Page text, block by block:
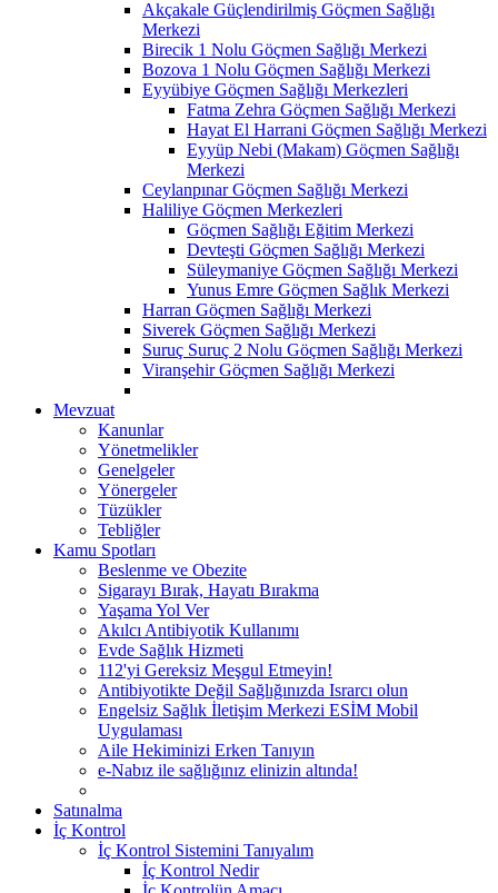
Akçakale Güçlendirilmiş Göçmen Sağlığı
Merkezi
Birecik 1 Nolu Göçmen Sağlığı Merkezi
Bozova 1 Nolu Göçmen Sağlığı Merkezi
Eyyübiye Göçmen Sağlığı Merkezleri
Fatma Zehra Göçmen Sağlığı Merkezi
Hayat El Harrani Göçmen Sağlığı Merkezi
Eyyüp Nebi (Makam) Göçmen Sağlığı
Merkezi
Ceylanpınar Göçmen Sağlığı Merkezi
Haliliye Göçmen Merkezleri
Göçmen Sağlığı Eğitim Merkezi
Devteşti Göçmen Sağlığı Merkezi
Süleymaniye Göçmen Sağlığı Merkezi
Yunus Emre Göçmen Sağlık Merkezi
Harran Göçmen Sağlığı Merkezi
Siverek Göçmen Sağlığı Merkezi
Suruç Suruç 2 Nolu Göçmen Sağlığı Merkezi
Viranşehir Göçmen Sağlığı Merkezi
Mevzuat
Kanunlar
Yönetmelikler
Genelgeler
Yönergeler
Tüzükler
Tebliğler
Kamu Spotları
Beslenme ve Obezite
Sigarayı Bırak, Hayatı Bırakma
Yaşama Yol Ver
Akılcı Antibiyotik Kullanımı
Evde Sağlık Hizmeti
112'yi Gereksiz Meşgul Etmeyin!
Antibiyotikte Değil Sağlığınızda Israrcı olun
Engelsiz Sağlık İletişim Merkezi ESİM Mobil
Uygulaması
Aile Hekiminizi Erken Tanıyın
e-Nabız ile sağlığınız elinizin altında!
Satınalma
İç Kontrol
İç Kontrol Sistemini Tanıyalım
İç Kontrol Nedir